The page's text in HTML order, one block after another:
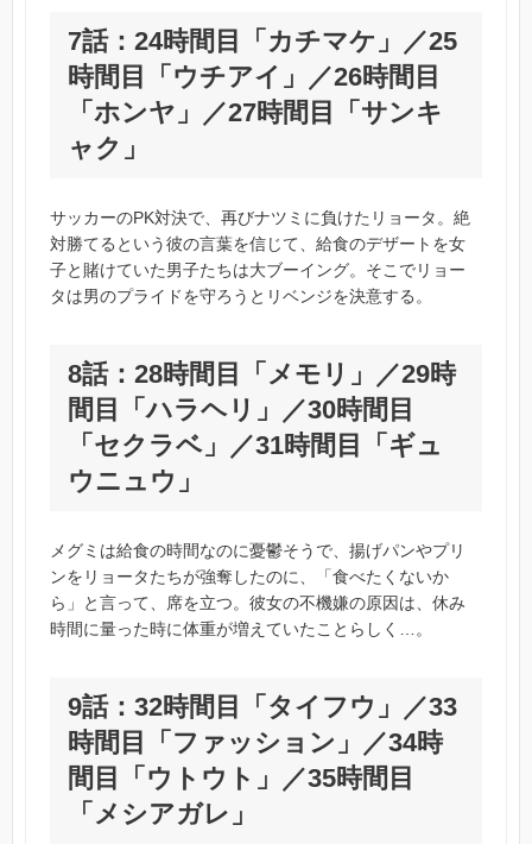
7話：24時間目「カチマケ」／25
時間目「ウチアイ」／26時間目
「ホンヤ」／27時間目「サンキ
ャク」
サッカーのPK対決で、再びナツミに負けたリョータ。絶
対勝てるという彼の言葉を信じて、給食のデザートを女
子と賭けていた男子たちは大ブーイング。そこでリョー
タは男のプライドを守ろうとリベンジを決意する。
8話：28時間目「メモリ」／29時
間目「ハラヘリ」／30時間目
「セクラベ」／31時間目「ギュ
ウニュウ」
メグミは給食の時間なのに憂鬱そうで、揚げパンやプリ
ンをリョータたちが強奪したのに、「食べたくないか
ら」と言って、席を立つ。彼女の不機嫌の原因は、休み
時間に量った時に体重が増えていたことらしく…。
9話：32時間目「タイフウ」／33
時間目「ファッション」／34時
間目「ウトウト」／35時間目
「メシアガレ」